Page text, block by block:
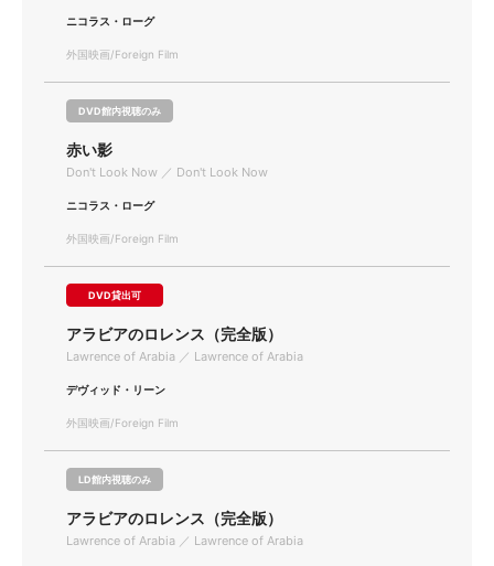
ニコラス・ローグ
外国映画/Foreign Film
DVD館内視聴のみ
赤い影
Don't Look Now ／ Don't Look Now
ニコラス・ローグ
外国映画/Foreign Film
DVD貸出可
アラビアのロレンス（完全版）
Lawrence of Arabia ／ Lawrence of Arabia
デヴィッド・リーン
外国映画/Foreign Film
LD館内視聴のみ
アラビアのロレンス（完全版）
Lawrence of Arabia ／ Lawrence of Arabia